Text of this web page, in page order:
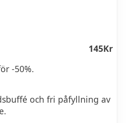
145Kr
-50%.
och fri påfyllning av